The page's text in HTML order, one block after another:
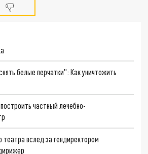
белые перчатки": Как уничтожить
частный лечебно-
театра вслед за гендиректором